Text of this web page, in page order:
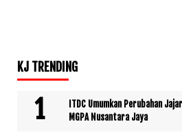
KJ TRENDING
ITDC Umumkan Perubahan
MGPA Nusantara Jaya